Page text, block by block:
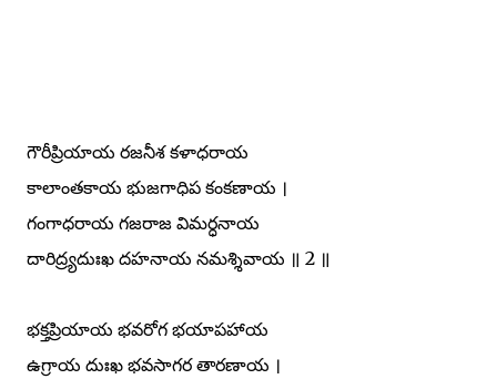
గౌరీప్రియాయ రజనీశ కళాధరాయ
కాలాంతకాయ భుజగాధిప కంకణాయ ।
గంగాధరాయ గజరాజ విమర్ధనాయ
దారిద్ర్యదుఃఖ దహనాయ నమశ్శివాయ ॥ 2 ॥
భక్తప్రియాయ భవరోగ భయాపహాయ
ఉగ్రాయ దుఃఖ భవసాగర తారణాయ ।